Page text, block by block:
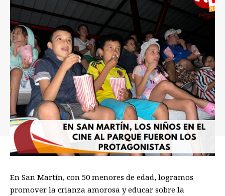
En San Martín, con 50 menores de edad, logramos
promover la crianza amorosa y educar sobre la